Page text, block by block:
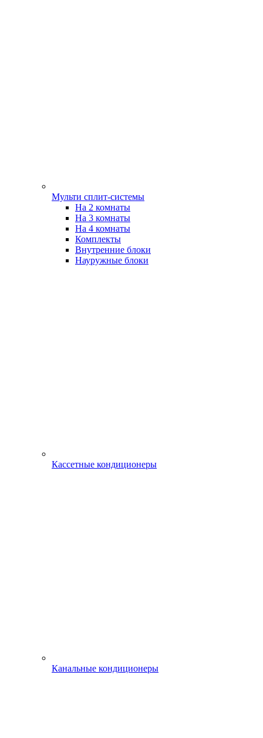
Мульти сплит-системы
На 2 комнаты
На 3 комнаты
На 4 комнаты
Комплекты
Внутренние блоки
Науружные блоки
Кассетные кондиционеры
Канальные кондиционеры